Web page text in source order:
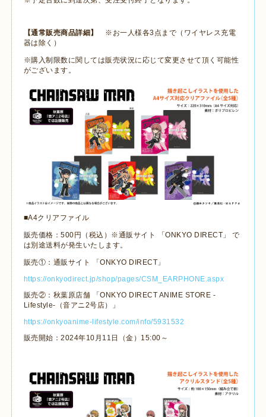
【通常販売商品詳細】
※お一人様各3点まで（ワイヤレス充電
器は除く）
※購入制限数に関しては販売状況に応じて変更させて頂く可能性
がございます。
■A4クリアファイル
販売価格：500円（税込）※通販サイト 「ONKYO DIRECT」 で
は別途送料が発生いたします。
販売①：通販サイト 「ONKYO DIRECT」
https://onkyodirect.jp/shop/pages/CSM_EARPHONE.aspx
販売②：秋葉原店舗 「ONKYO DIRECT ANIME STORE -
Lifestyle-（音アニ2号店）」
https://onkyoanime-lifestyle.com/info/5931532
販売開始：2024年10月11日（金）15:00～